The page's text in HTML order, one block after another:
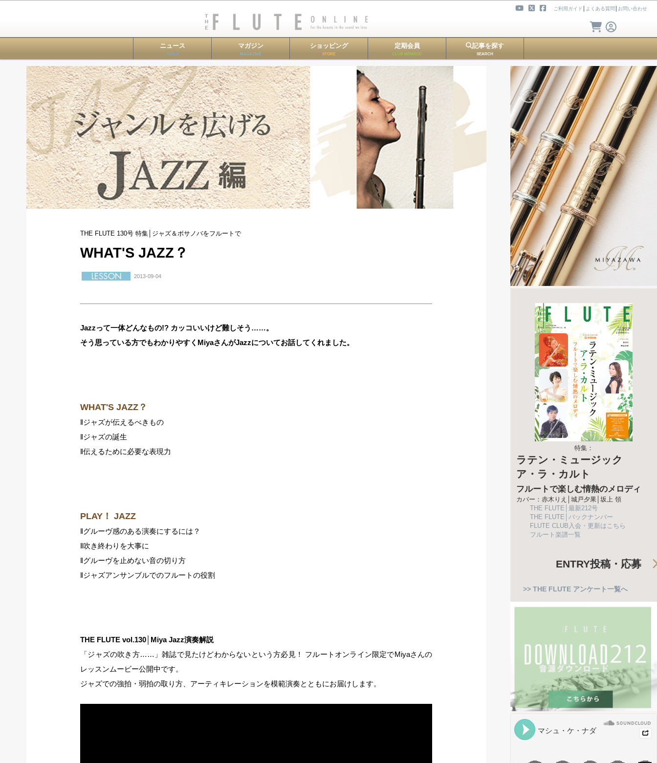
ご利用ガイド よくある質問 お問い合わせ
ニュース
NEWS
マガジン
MAGAZINE
ショッピング
STORE
定期会員
CLUB MEMBER
記事を探す
SEARCH
THE FLUTE 130号 特集│ジャズ＆ボサノバをフルートで
WHAT'S JAZZ？
2013-09-04
Jazzって一体どんなもの!? カッコいいけど難しそう……。
そう思っている方でもわかりやすくMiyaさんがJazzについてお話してくれました。
WHAT'S JAZZ？
‖ジャズが伝えるべきもの
‖ジャズの誕生
‖伝えるために必要な表現力
PLAY！ JAZZ
‖グルーヴ感のある演奏にするには？
‖吹き終わりを大事に
‖グルーヴを止めない音の切り方
‖ジャズアンサンブルでのフルートの役割
THE FLUTE vol.130│Miya Jazz演奏解説
「ジャズの吹き方……」雑誌で見たけどわからないという方必見！ フルートオンライン限定でMiyaさんの
レッスンムービー公開中です。
ジャズでの強拍・弱拍の取り方、アーティキレーションを模範演奏とともにお届けします。
特集：
ラテン・ミュージック
ア・ラ・カルト
フルートで楽しむ情熱のメロディ
カバー：赤木りえ│城戸夕果│坂上 領
THE FLUTE│最新212号
THE FLUTE│バックナンバー
FLUTE CLUB入会・更新はこちら
フルート楽譜一覧
ENTRY投稿・応募
>> THE FLUTE アンケート一覧へ